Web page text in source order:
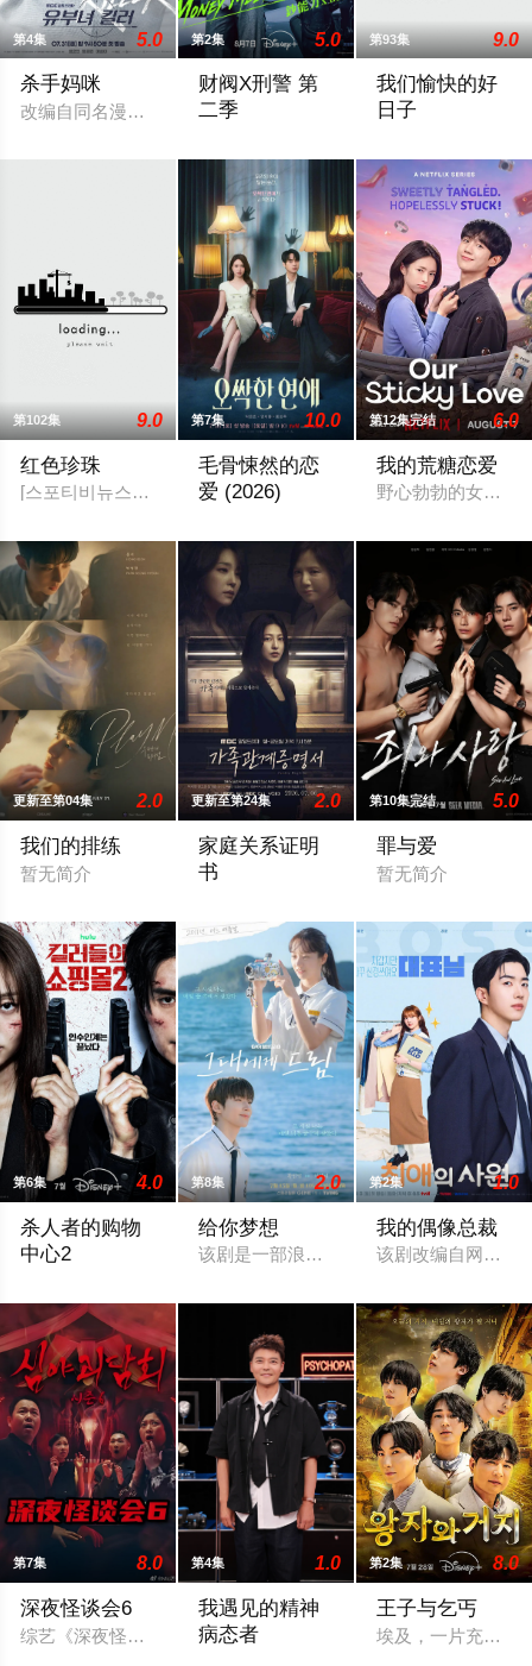
第4集 5.0
杀手妈咪
改编自同名漫画。35岁的俞宝娜过着相夫教子的普通生活。表面
第2集 5.0
财阀X刑警 第
二季
第93集 9.0
我们愉快的好
日子
第102集 9.0
红色珍珠
[스포티비뉴스=강효진 기자] 배우 박진희가 본격 컴백 활동에 나
第7集 10.0
毛骨悚然的恋
爱 (2026)
第12集完结 6.0
我的荒糖恋爱
野心勃勃的女检察
更新至第04集 2.0
我们的排练
暂无简介
更新至第24集 2.0
家庭关系证明
书
第10集完结 5.0
罪与爱
暂无简介
第6集 4.0
杀人者的购物
中心2
第8集 2.0
给你梦想
该剧是一部浪漫喜剧，讲述了连一个梦想
第2集 1.0
我的偶像总裁
该剧改编自网络漫
第7集 8.0
深夜怪谈会6
综艺《深夜怪谈会 第六季》线上看，深夜怪谈会 第六季免费在
第4集 1.0
我遇见的精神
病态者
第2集 8.0
王子与乞丐
埃及，一片充满神